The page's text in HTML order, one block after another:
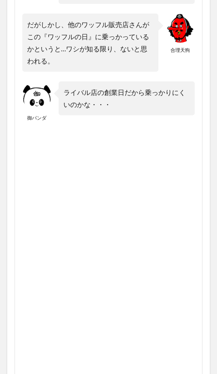
合理天狗
だがしかし、他のワッフル販売店さんが
この『ワッフルの日』に乗っかっている
かというと…ワシが知る限り、ないと思
われる。
御パンダ
ライバル店の創業日だから乗っかりにく
いのかな・・・